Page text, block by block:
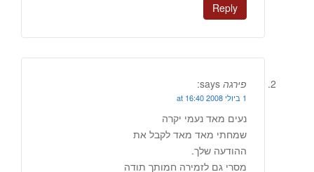
Reply
פירגה says:
1 ביולי 2008 at 16:40
נעים מאד נעמי יקרה
שמחתי מאד מאד לקבל את
ההודעה שלך.
מסרי גם לזמירה חמותך תודה